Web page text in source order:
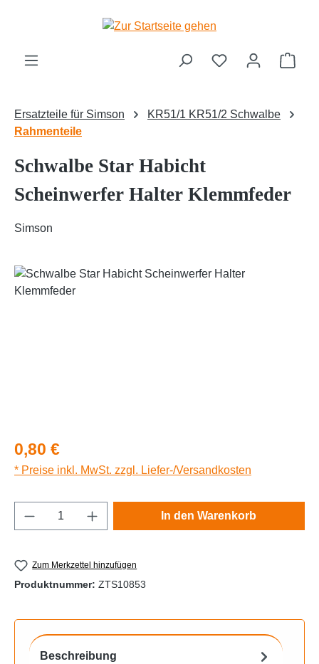
Zum Hauptinhalt springen
Ersatzteile für Simson
KR51/1 KR51/2 Schwalbe
Rahmenteile
Schwalbe Star Habicht
Scheinwerfer Halter Klemmfeder
Simson
Bildergalerie überspringen
Regulärer Preis:
0,80 €
* Preise inkl. MwSt. zzgl. Liefer-/Versandkosten
Produkt Anzahl: Gib den gewünschten
In den Warenkorb
Zum Merkzettel hinzufügen
Produktnummer: ZTS10853
Beschreibung